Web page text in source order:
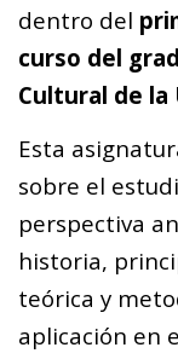
dentro del
curso del
Cultural de la
Esta
sobre el
perspectiva
historia,
teórica y
aplicación en